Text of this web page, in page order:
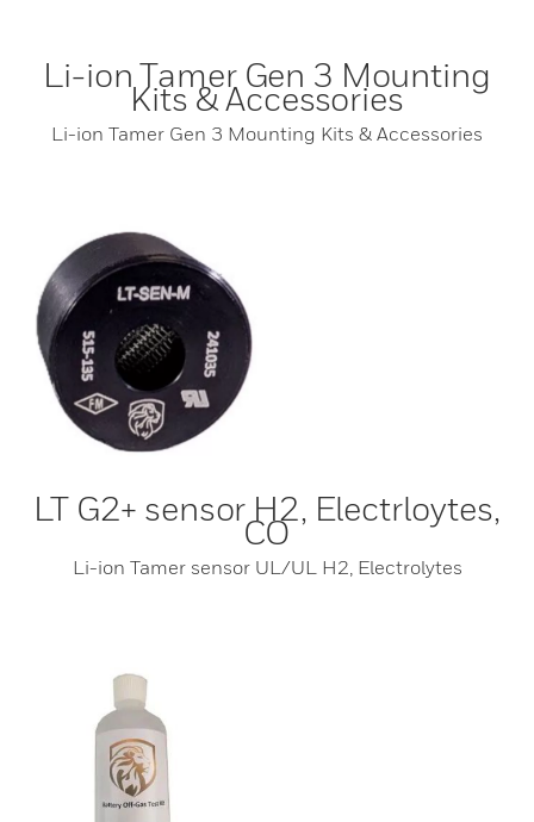
Li-ion Tamer Gen 3 Mounting
Kits & Accessories
Li-ion Tamer Gen 3 Mounting Kits & Accessories
LT G2+ sensor H2, Electrloytes,
CO
Li-ion Tamer sensor UL/UL H2, Electrolytes